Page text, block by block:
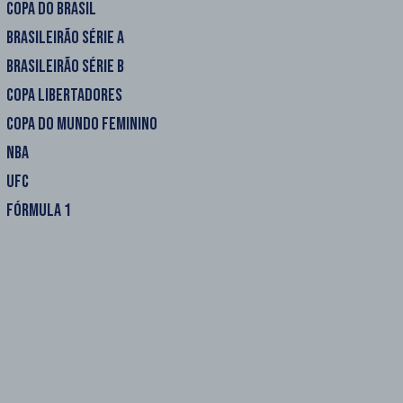
COPA DO BRASIL
BRASILEIRÃO SÉRIE A
BRASILEIRÃO SÉRIE B
COPA LIBERTADORES
COPA DO MUNDO FEMININO
NBA
UFC
FÓRMULA 1